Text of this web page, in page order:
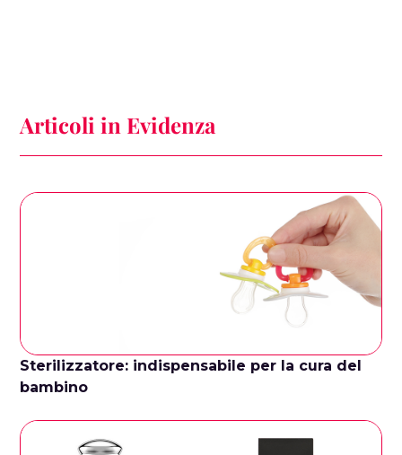
Articoli in Evidenza
Sterilizzatore: indispensabile per la cura del
bambino